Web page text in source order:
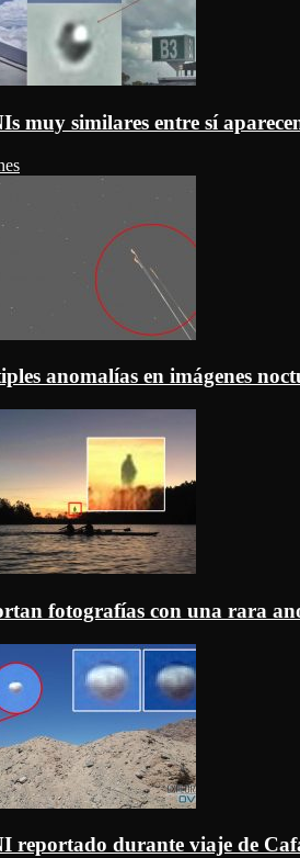
muy similares entre sí
anomalías en imágenes
fotografías con una rara
reportado durante viaje de